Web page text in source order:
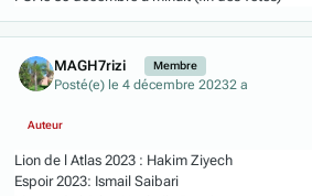
MAGH7rizi Membre
Posté(e) le 4 décembre 20232 a
Auteur
Lion de l Atlas 2023 : Hakim Ziyech
Espoir 2023: Ismail Saibari